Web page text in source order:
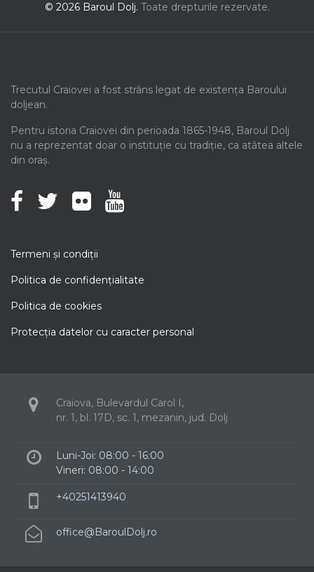
© 2026 Baroul Dolj. Toate drepturile rezervate.
Trecutul Craiovei a fost strâns legat de existența Baroului
doljean.
Pentru istoria Craiovei din perioada 1865-1948, Baroul Dolj
nu a reprezentat doar o instituție cu tradiție, ca atâtea altele
din oraș.
Termeni şi condiţii
Politica de confidenţialitate
Politica de cookies
Protecţia datelor cu caracter personal
Craiova, Bulevardul Carol I,
nr. 1, bl. 17D, sc. 1, mezanin, jud. Dolj
Luni-Joi: 08:00 - 16:00
Vineri: 08:00 - 14:00
+40251413940
office@BaroulDolj.ro